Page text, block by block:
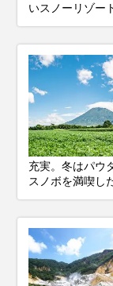
いスノーリゾー
充実。冬はパウ
スノボを満喫し